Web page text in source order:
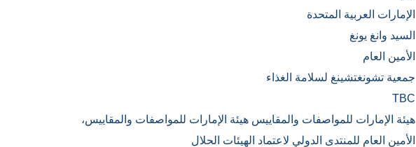
الإمارات العربية المتحدة
السيد وانغ يونغ
الأمين العام
جمعية تشونغتشينغ لسلامة الغذاء
TBC
هيئة الإمارات للمواصفات والمقاييس هيئة الإمارات للمواصفات والمقاييس،
الأمين العام للمنتدى الدولي لاعتماد الهيئات الحلال